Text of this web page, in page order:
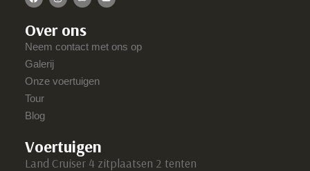
Over ons
Neem contact met ons op
Galerij
Onze voertuigen
Tour
Blog
Voertuigen
Land Cruiser 4 zitplaatsen 2 tenten